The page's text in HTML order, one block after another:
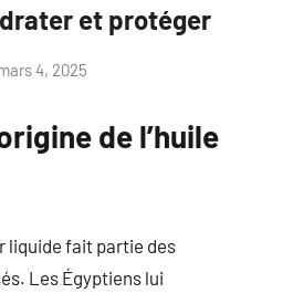
et protéger
4, 2025
de l’huile
liquide fait partie des
Les Égyptiens lui